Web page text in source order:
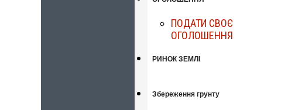
ПОДАТИ СВОЄ
ОГОЛОШЕННЯ
РИНОК ЗЕМЛІ
Збереження грунту